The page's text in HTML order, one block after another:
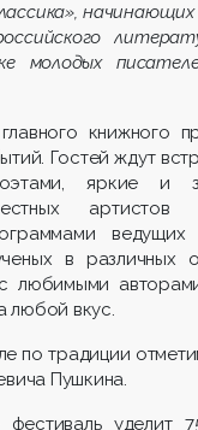
молодых
книжного
Гостей ждут
яркие и
артистов
ведущих
в различных
любимыми
любой вкус.
по традиции
Пушкина.
уделит